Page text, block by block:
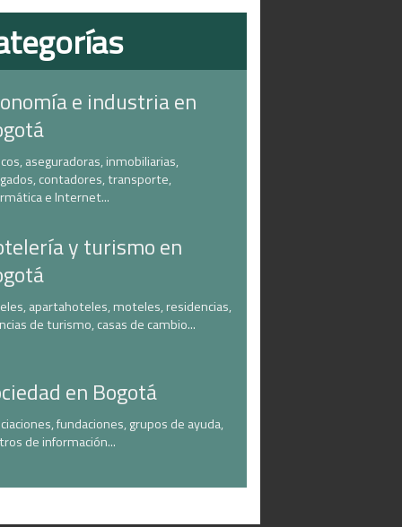
e industria en
aseguradoras, inmobiliarias,
contadores, transporte,
e Internet...
y turismo en
apartahoteles, moteles, residencias,
de turismo, casas de cambio...
en Bogotá
fundaciones, grupos de ayuda,
de información...